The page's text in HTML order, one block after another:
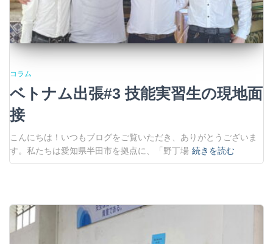
コラム
ベトナム出張#3 技能実習生の現地面
接
こんにちは！いつもブログをご覧いただき、ありがとうございま
す。私たちは愛知県半田市を拠点に、「野丁場 続きを読む